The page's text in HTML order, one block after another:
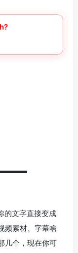
的文字直接变成
频素材、字幕啥
几个，现在你可